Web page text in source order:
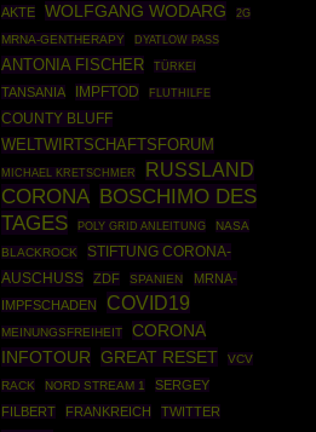
AKTE
WOLFGANG WODARG 2G
MRNA-GENTHERAPY DYATLOW PASS
ANTONIA FISCHER TÜRKEI
TANSANIA IMPFTOD FLUTHILFE
COUNTY BLUFF
WELTWIRTSCHAFTSFORUM
MICHAEL KRETSCHMER RUSSLAND
CORONA BOSCHIMO DES
TAGES
POLY GRID ANLEITUNG
NASA
BLACKROCK
STIFTUNG CORONA-
AUSCHUSS
ZDF SPANIEN
MRNA-
IMPFSCHADEN
COVID19
MEINUNGSFREIHEIT
CORONA
INFOTOUR GREAT RESET
VCV
RACK
NORD STREAM 1
SERGEY
FILBERT
FRANKREICH TWITTER